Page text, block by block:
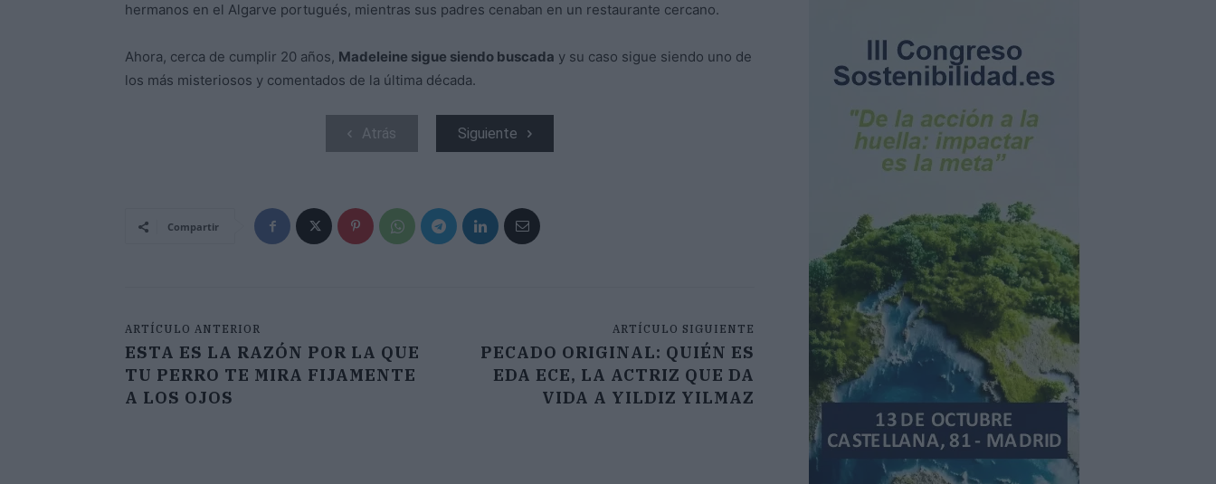
hermanos en el Algarve portugués, mientras sus padres cenaban en un restaurante cercano.
Ahora, cerca de cumplir 20 años, Madeleine sigue siendo buscada y su caso sigue siendo uno de
los más misteriosos y comentados de la última década.
Atrás Siguiente
Compartir
ARTÍCULO ANTERIOR
ESTA ES LA RAZÓN POR LA QUE
TU PERRO TE MIRA FIJAMENTE
A LOS OJOS
ARTÍCULO SIGUIENTE
PECADO ORIGINAL: QUIÉN ES
EDA ECE, LA ACTRIZ QUE DA
VIDA A YILDIZ YILMAZ